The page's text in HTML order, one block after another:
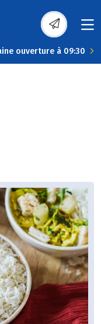
ouverture à 09:30